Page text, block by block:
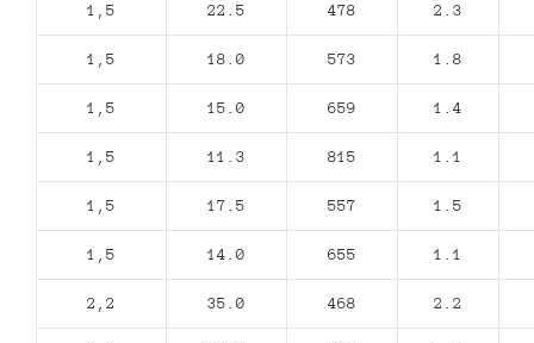
1,5 22.5 478 2.3
1,5 18.0 573 1.8
1,5 15.0 659 1.4
1,5 11.3 815 1.1
1,5 17.5 557 1.5
1,5 14.0 655 1.1
2,2 35.0 468 2.2